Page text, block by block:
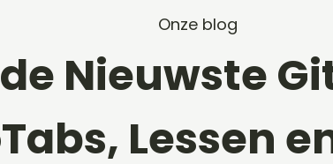
Onze blog
Nieuwste
Lessen